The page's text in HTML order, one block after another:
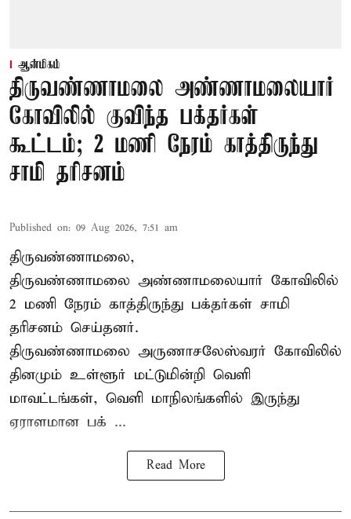
ஆன்மிகம்
திருவண்ணாமலை அண்ணாமலையார்
கோவிலில் குவிந்த பக்தர்கள்
கூட்டம்; 2 மணி நேரம் காத்திருந்து
சாமி தரிசனம்
Published on: 09 Aug 2026, 7:51 am
திருவண்ணாமலை,
திருவண்ணாமலை அண்ணாமலையார் கோவிலில்
2 மணி நேரம் காத்திருந்து பக்தர்கள் சாமி
தரிசனம் செய்தனர்.
திருவண்ணாமலை அருணாசலேஸ்வரர் கோவிலில்
தினமும் உள்ளூர் மட்டுமின்றி வெளி
மாவட்டங்கள், வெளி மாநிலங்களில் இருந்து
ஏராளமான பக் ...
Read More